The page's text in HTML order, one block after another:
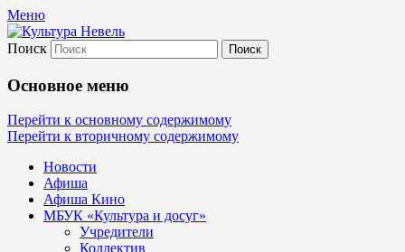
Меню
Культура Невель
МБУК Невельского района "Культура
и досуг"
Поиск
Основное меню
Перейти к основному содержимому
Перейти к вторичному содержимому
Новости
Афиша
Афиша Кино
МБУК «Культура и досуг»
Учредители
Коллектив